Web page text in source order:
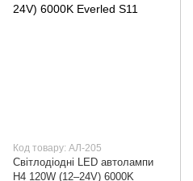
Код товару: АЛ-205
Світлодіодні LED автолампи
H4 120W (12–24V) 6000K